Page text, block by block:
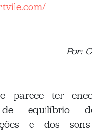
Por:
parece ter
equilíbrio
e dos